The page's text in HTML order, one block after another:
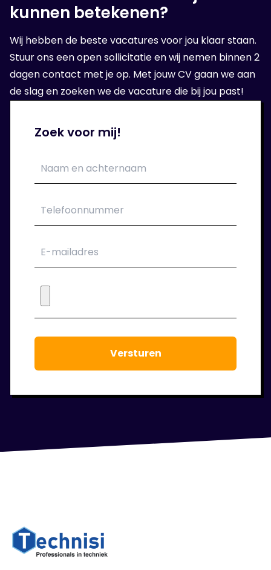
Zoek voor mij!
kunnen betekenen?
Wij hebben de beste vacatures voor jou klaar staan.
Stuur ons een open sollicitatie en wij nemen binnen 2
dagen contact met je op. Met jouw CV gaan we aan
de slag en zoeken we de vacature die bij jou past!